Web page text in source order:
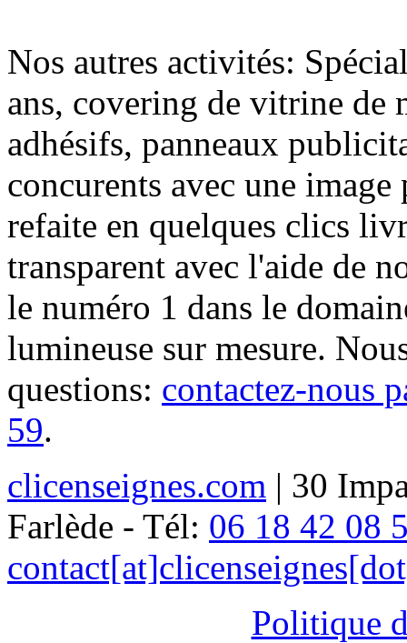
Nos autres activités:
ans, covering de vitrine de
adhésifs, panneaux
concurents avec une
refaite en quelques clics
transparent avec l'aide de
le numéro 1 dans le
lumineuse sur mesure.
questions: contactez-nous
59.
clicenseignes.com | 30
Farlède - Tél: 06 18 42 08
Politique